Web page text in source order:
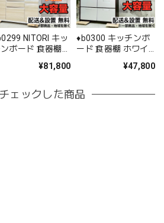
NITORI キッ
ボード 食器棚
¥81,800
♦️b0300 キッチンボ
ード 食器棚 ホワイ
¥47,800
ェックした商品